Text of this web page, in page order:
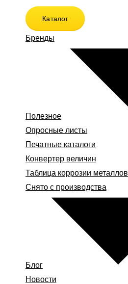
Каталог
Бренды
Полезное
Опросные листы
Печатные каталоги
Конвертер величин
Таблица коррозии металлов
Снято с производства
Блог
Новости